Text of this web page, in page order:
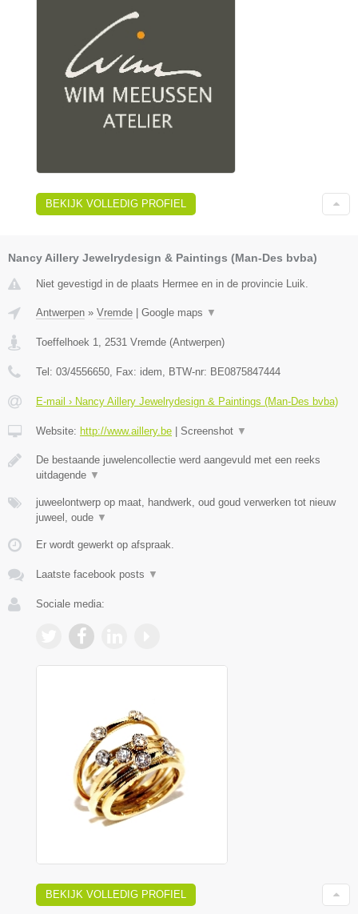
BEKIJK VOLLEDIG PROFIEL
Nancy Aillery Jewelrydesign & Paintings (Man-Des bvba)
Niet gevestigd in de plaats Hermee en in de provincie Luik.
Antwerpen » Vremde | Google maps ▼
Toeffelhoek 1 2531 Vremde (Antwerpen)
Tel: 03/4556650 , Fax: idem , BTW-nr: BE0875847444
E-mail › Nancy Aillery Jewelrydesign & Paintings (Man-Des bvba)
Website: http://www.aillery.be | Screenshot ▼
De bestaande juwelencollectie werd aangevuld met een reeks
uitdagende ▼
juweelontwerp op maat, handwerk, oud goud verwerken tot nieuw
juweel, oude ▼
Er wordt gewerkt op afspraak.
Laatste facebook posts ▼
Sociale media:
BEKIJK VOLLEDIG PROFIEL